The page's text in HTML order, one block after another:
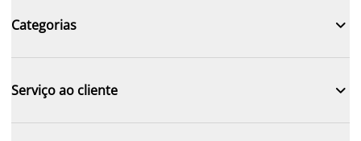
Categorias 
Serviço ao cliente 